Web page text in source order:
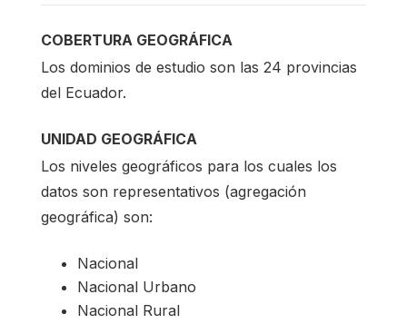
COBERTURA GEOGRÁFICA
Los dominios de estudio son las 24 provincias
del Ecuador.
UNIDAD GEOGRÁFICA
Los niveles geográficos para los cuales los
datos son representativos (agregación
geográfica) son:
Nacional
Nacional Urbano
Nacional Rural